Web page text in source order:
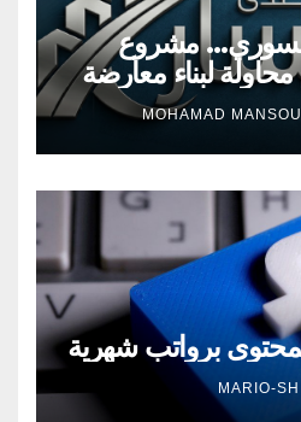
مشروع
لبناء معارضة
MOHAMAD
برواتب شهرية
MARIO-SH